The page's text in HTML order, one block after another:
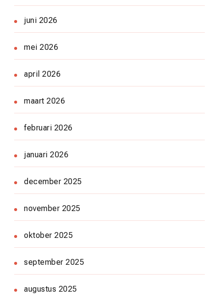
juni 2026
mei 2026
april 2026
maart 2026
februari 2026
januari 2026
december 2025
november 2025
oktober 2025
september 2025
augustus 2025